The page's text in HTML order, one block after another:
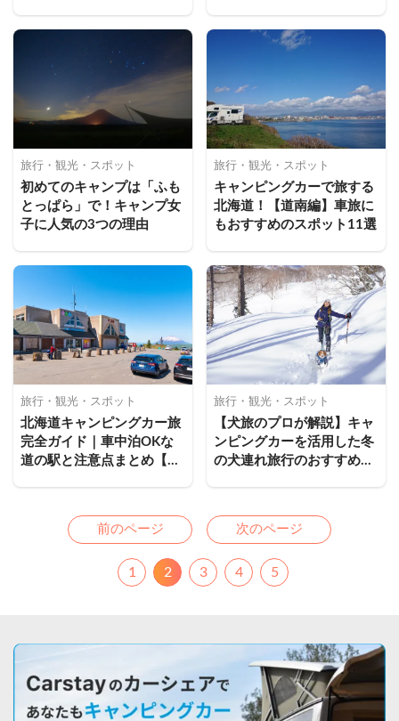
旅行・観光・スポット
初めてのキャンプは「ふも
とっぱら」で！キャンプ女
子に人気の3つの理由
旅行・観光・スポット
キャンピングカーで旅する
北海道！【道南編】車旅に
もおすすめのスポット11選
旅行・観光・スポット
北海道キャンピングカー旅
完全ガイド｜車中泊OKな
道の駅と注意点まとめ【レ
旅行・観光・スポット
【犬旅のプロが解説】キャ
ンピングカーを活用した冬
の犬連れ旅行のおすすめ旅
前のページ Previous次のページ Next
1 2 3 4 5